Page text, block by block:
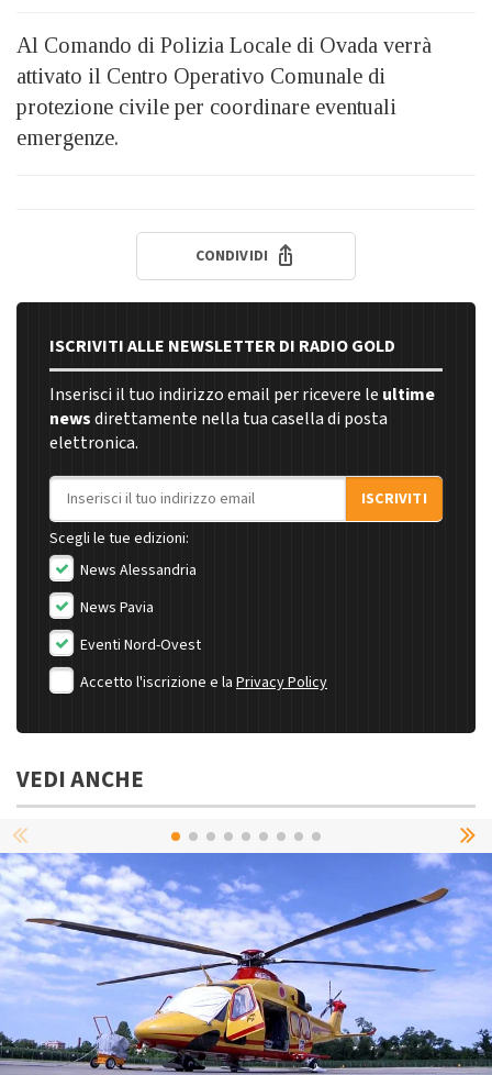
Al Comando di Polizia Locale di Ovada verrà
attivato il Centro Operativo Comunale di
protezione civile per coordinare eventuali
emergenze.
CONDIVIDI
ISCRIVITI ALLE NEWSLETTER DI RADIO GOLD
Inserisci il tuo indirizzo email per ricevere le ultime
newsdirettamente nella tua casella di posta
elettronica.
Indirizzo email
ISCRIVITI
Scegli le tue edizioni:
News Alessandria
News Pavia
Eventi Nord-Ovest
Accetto l'iscrizione e la Privacy Policy
VEDI ANCHE